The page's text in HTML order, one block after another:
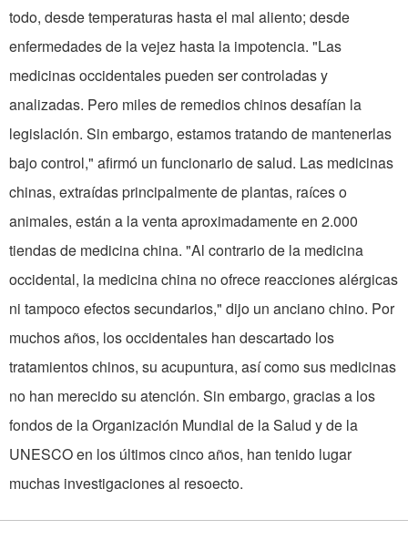
todo, desde temperaturas hasta el mal aliento; desde
enfermedades de la vejez hasta la impotencia. "Las
medicinas occidentales pueden ser controladas y
analizadas. Pero miles de remedios chinos desafían la
legislación. Sin embargo, estamos tratando de mantenerlas
bajo control," afirmó un funcionario de salud. Las medicinas
chinas, extraídas principalmente de plantas, raíces o
animales, están a la venta aproximadamente en 2.000
tiendas de medicina china. "Al contrario de la medicina
occidental, la medicina china no ofrece reacciones alérgicas
ni tampoco efectos secundarios," dijo un anciano chino. Por
muchos años, los occidentales han descartado los
tratamientos chinos, su acupuntura, así como sus medicinas
no han merecido su atención. Sin embargo, gracias a los
fondos de la Organización Mundial de la Salud y de la
UNESCO en los últimos cinco años, han tenido lugar
muchas investigaciones al resoecto.